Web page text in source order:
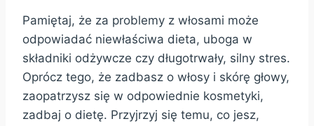
Pamiętaj, że za problemy z włosami może
odpowiadać niewłaściwa dieta, uboga w
składniki odżywcze czy długotrwały, silny stres.
Oprócz tego, że zadbasz o włosy i skórę głowy,
zaopatrzysz się w odpowiednie kosmetyki,
zadbaj o dietę. Przyjrzyj się temu, co jesz,